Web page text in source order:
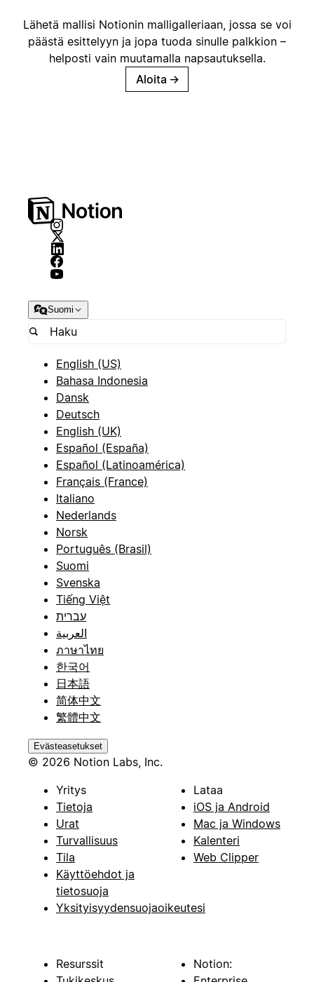
Lähetä mallisi Notionin malligalleriaan, jossa se voi
päästä esittelyyn ja jopa tuoda sinulle palkkion –
helposti vain muutamalla napsautuksella.
Aloita →
Suomi
English (US)
Bahasa Indonesia
Dansk
Deutsch
English (UK)
Español (España)
Español (Latinoamérica)
Français (France)
Italiano
Nederlands
Norsk
Português (Brasil)
Suomi
Svenska
Tiếng Việt
עברית
العربية
ภาษาไทย
한국어
日本語
简体中文
繁體中文
Evästeasetukset
© 2026 Notion Labs, Inc.
Yritys
Tietoja
Urat
Turvallisuus
Tila
Käyttöehdot ja
tietosuoja
Yksityisyydensuojaoikeutesi
Lataa
iOS ja Android
Mac ja Windows
Kalenteri
Web Clipper
Resurssit
Notion: